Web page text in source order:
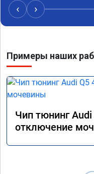
‹ ›
Примеры наших
Чип тюнинг
отключение